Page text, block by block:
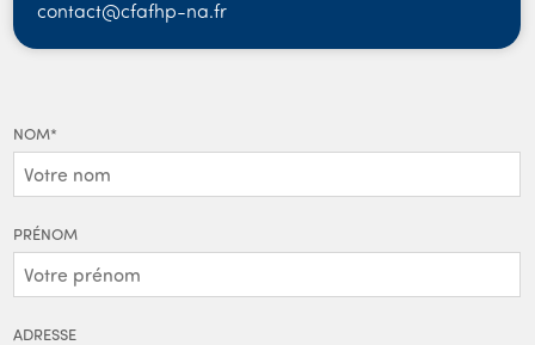
contact@cfafhp-na.fr
NOM*
PRÉNOM
ADRESSE